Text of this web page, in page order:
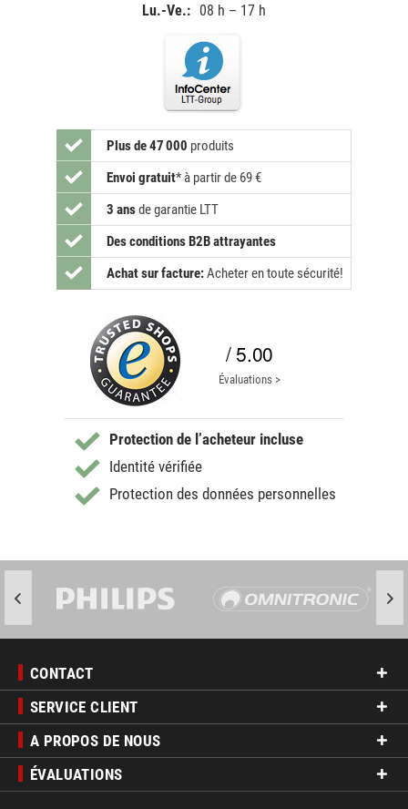
Lu.-Ve.: 08 h – 17 h
Plus de 47 000 produits
Envoi gratuit* à partir de 69 €
3 ansde garantie LTT
Des conditions B2B attrayantes
Achat sur facture:Acheter en toute sécurité!
/ 5.00
Évaluations >
Protection de l’acheteur incluse
Identité vérifiée
Protection des données personnelles
CONTACT
SERVICE CLIENT
A PROPOS DE NOUS
ÉVALUATIONS